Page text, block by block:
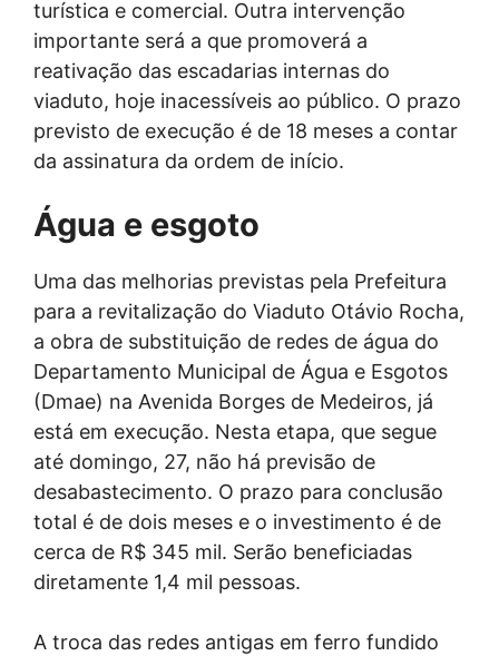
turística e comercial. Outra intervenção
importante será a que promoverá a
reativação das escadarias internas do
viaduto, hoje inacessíveis ao público. O prazo
previsto de execução é de 18 meses a contar
da assinatura da ordem de início.
Água e esgoto
Uma das melhorias previstas pela Prefeitura
para a revitalização do Viaduto Otávio Rocha,
a obra de substituição de redes de água do
Departamento Municipal de Água e Esgotos
(Dmae) na Avenida Borges de Medeiros, já
está em execução. Nesta etapa, que segue
até domingo, 27, não há previsão de
desabastecimento. O prazo para conclusão
total é de dois meses e o investimento é de
cerca de R$ 345 mil. Serão beneficiadas
diretamente 1,4 mil pessoas.
A troca das redes antigas em ferro fundido